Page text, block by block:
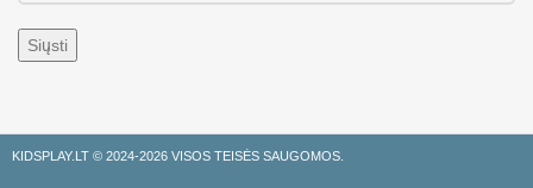
KIDSPLAY.LT © 2024-2026 VISOS TEISĖS SAUGOMOS.